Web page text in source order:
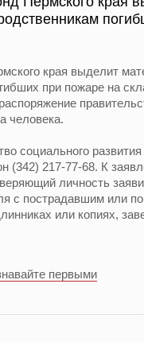
края выделит
при пожаре на
человека.
социального
(342) 217-77-68. К
личность
с пострадавшим или
или копиях,
первыми